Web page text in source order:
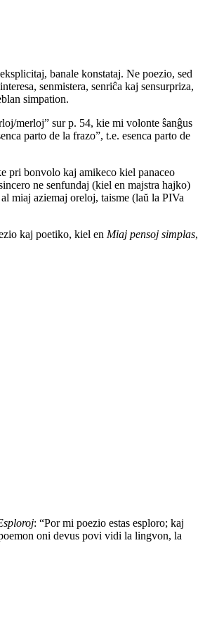
banale konstataj. Ne poezio, sed
senmistera, senriĉa kaj sensurpriza,
simpation.
merloj” sur p. 54, kie mi volonte ŝanĝus
parto de la frazo”, t.e. esenca parto de
pri bonvolo kaj amikeco kiel panaceo
ne senfundaj (kiel en majstra hajko)
miaj aziemaj oreloj, taisme (laŭ la PIVa
kaj poetiko, kiel en Miaj pensoj simplas,
: “Por mi poezio estas esploro; kaj
oni devus povi vidi la lingvon, la